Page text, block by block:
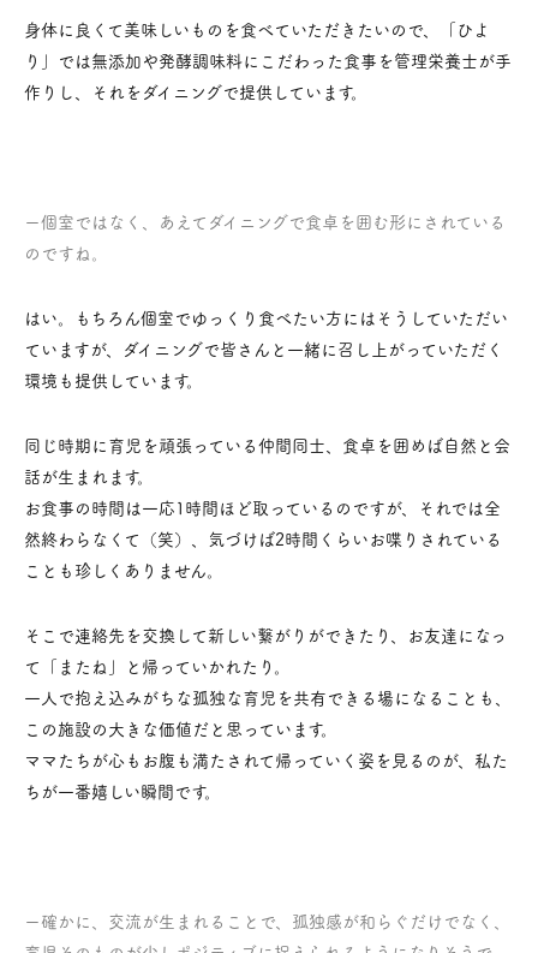
身体に良くて美味しいものを食べていただきたいので、「ひよ
り」では無添加や発酵調味料にこだわった食事を管理栄養士が手
作りし、それをダイニングで提供しています。
ー個室ではなく、あえてダイニングで食卓を囲む形にされている
のですね。
はい。もちろん個室でゆっくり食べたい方にはそうしていただい
ていますが、ダイニングで皆さんと一緒に召し上がっていただく
環境も提供しています。
同じ時期に育児を頑張っている仲間同士、食卓を囲めば自然と会
話が生まれます。
お食事の時間は一応1時間ほど取っているのですが、それでは全
然終わらなくて（笑）、気づけば2時間くらいお喋りされている
ことも珍しくありません。
そこで連絡先を交換して新しい繋がりができたり、お友達になっ
て「またね」と帰っていかれたり。
一人で抱え込みがちな孤独な育児を共有できる場になることも、
この施設の大きな価値だと思っています。
ママたちが心もお腹も満たされて帰っていく姿を見るのが、私た
ちが一番嬉しい瞬間です。
ー確かに、交流が生まれることで、孤独感が和らぐだけでなく、